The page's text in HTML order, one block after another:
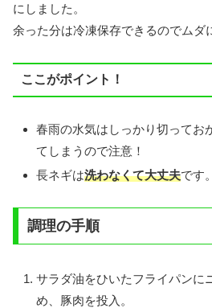
にしました。
余った分は冷凍保存できるのでムダ
ここがポイント！
春雨の水気はしっかり切ってお
てしまうので注意！
長ネギは洗わなくて大丈夫です。
調理の手順
サラダ油をひいたフライパンに
め、豚肉を投入。